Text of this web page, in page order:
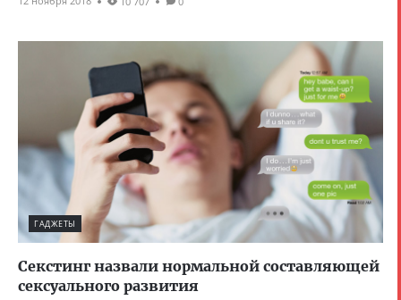
ГАДЖЕТЫ
Секстинг назвали нормальной составляющей
сексуального развития